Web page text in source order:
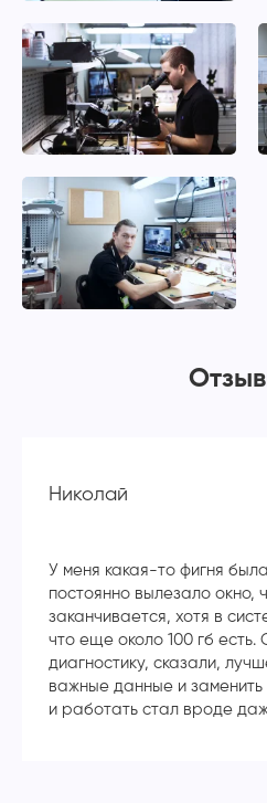
Николай
У меня какая-то фигня
постоянно вылезало окно,
заканчивается, хотя в
что еще около 100 гб есть.
диагностику, сказали,
важные данные и
и работать стал вроде